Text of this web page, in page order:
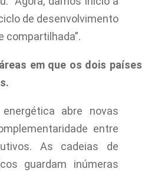
de desenvolvimento
compartilhada”.
em que os dois países
abre novas
entre
As cadeias de
guardam inúmeras